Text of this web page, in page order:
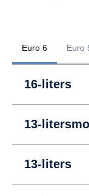
Euro 6 Euro
16-liters
13-
13-liters